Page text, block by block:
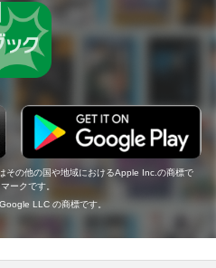
その他の国や地域におけるApple Inc.の商標で
ークです。
LLC の商標です。